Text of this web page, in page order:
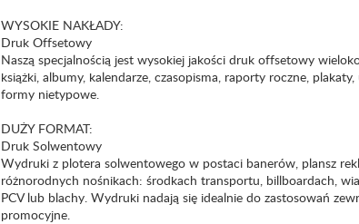
WYSOKIE NAKŁADY:
Druk Offsetowy
Naszą specjalnością jest wysokiej jakości druk offsetowy
książki, albumy, kalendarze, czasopisma, raporty roczne,
formy nietypowe.
DUŻY FORMAT:
Druk Solwentowy
Wydruki z plotera solwentowego w postaci banerów, plansz
różnorodnych nośnikach: środkach transportu, billboardach,
PCV lub blachy. Wydruki nadają się idealnie do zastosowań
promocyjne.